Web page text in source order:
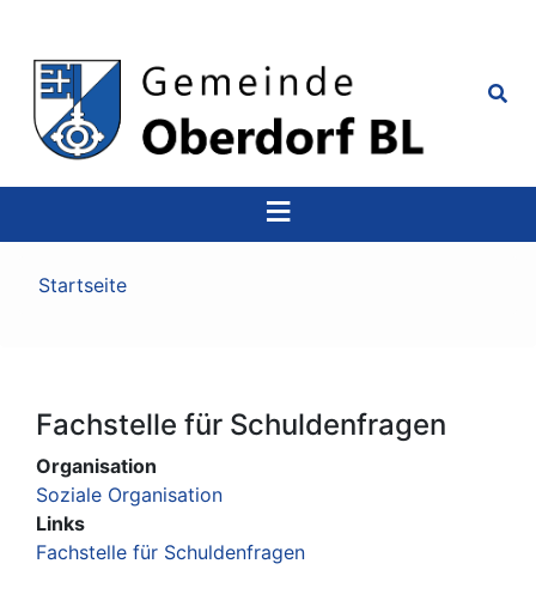
Pfadnavigation
Startseite
Fachstelle für Schuldenfragen
Organisation
Soziale Organisation
Links
Fachstelle für Schuldenfragen